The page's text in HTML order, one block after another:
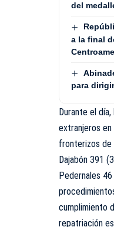
del
a la final
para
Durante el
extranjeros
fronterizos de
Dajabón 391
Pedernales
cumplimiento
repatriación